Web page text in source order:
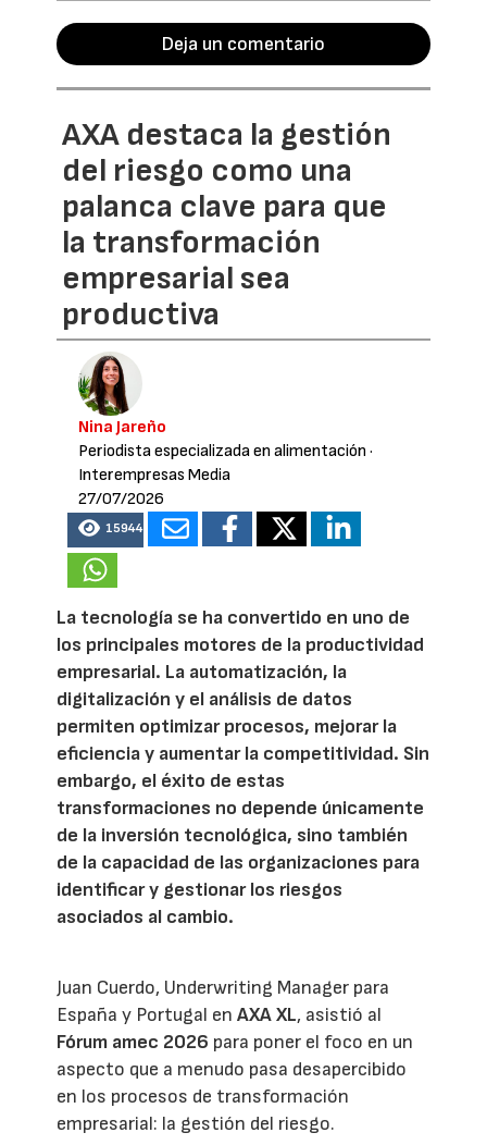
Deja un comentario
AXA destaca la gestión
del riesgo como una
palanca clave para que
la transformación
empresarial sea
productiva
Nina Jareño
Periodista especializada en alimentación ·
Interempresas Media
27/07/2026
15944
La tecnología se ha convertido en uno de
los principales motores de la productividad
empresarial. La automatización, la
digitalización y el análisis de datos
permiten optimizar procesos, mejorar la
eficiencia y aumentar la competitividad. Sin
embargo, el éxito de estas
transformaciones no depende únicamente
de la inversión tecnológica, sino también
de la capacidad de las organizaciones para
identificar y gestionar los riesgos
asociados al cambio.
Juan Cuerdo, Underwriting Manager para
España y Portugal enAXA XL, asistió al
Fórum amec 2026 para poner el foco en un
aspecto que a menudo pasa desapercibido
en los procesos de transformación
empresarial: la gestión del riesgo.